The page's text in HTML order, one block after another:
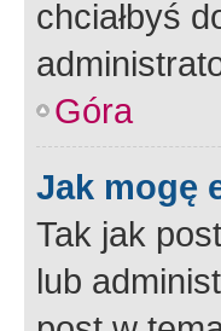
chciałbyś
Góra
Jak mogę
Tak jak
lub